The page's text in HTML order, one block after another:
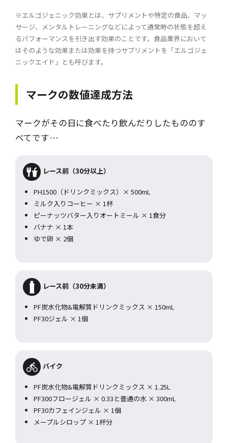
※エルゴジェニック効果とは、サプリメントや特定の食品、マッ
サージ、メンタルトレーニングなどによって通常時の状態を超え
るパフォーマンスを引き出す効果のことです。食品業界において
はそのような効果または効果を持つサプリメントを「エルゴジェ
ニックエイド」とも呼びます。
マークの数値達成方法
マークがその日に食べたり飲んだりしたもののす
べてです…
レース前（30分以上）
PH1500（ドリンクミックス）× 500mL
ミルク入りコーヒー × 1杯
ピーナッツバター入りオートミール × 1食分
バナナ × 1本
ゆで卵 × 2個
レース前（30分未満）
PF炭水化物&電解質ドリンクミックス × 150mL
PF30ジェル × 1個
バイク
PF炭水化物&電解質ドリンクミックス × 1.25L
PF300フロージェル × 0.33と普通の水 × 300mL
PF30カフェインジェル × 1個
メープルシロップ × 1杯分